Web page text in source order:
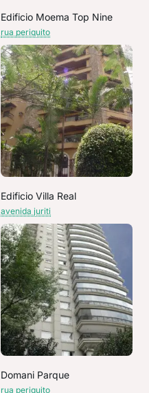
Edificio Moema Top Nine
rua periquito
Edificio Villa Real
avenida juriti
Domani Parque
rua periquito